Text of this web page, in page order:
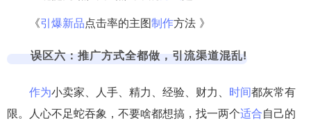
《引爆新品点击率的主图制作方法 》
误区六：推广方式全都做，引流渠道混乱!
作为小卖家、人手、精力、经验、财力、 时间都灰常有
限。人心不足蛇吞象，不要啥都想搞，找一两个适合自己的